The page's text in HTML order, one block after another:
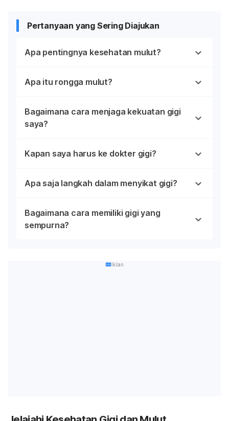
Pertanyaan yang Sering Diajukan
Apa pentingnya kesehatan mulut?
Apa itu rongga mulut?
Bagaimana cara menjaga kekuatan gigi
saya?
Kapan saya harus ke dokter gigi?
Apa saja langkah dalam menyikat gigi?
Bagaimana cara memiliki gigi yang
sempurna?
Iklan